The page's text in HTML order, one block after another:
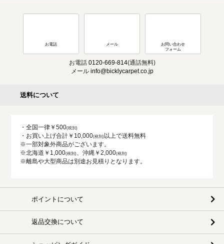
お電話 メール
お問い合わせ
フォーム
お電話 0120-669-814(通話無料)
メール info@bicklycarpet.co.jp
送料について
・全国一律￥500
・お買い上げ合計￥10,000
以上で送料無料
※一部対象外商品がございます。
※北海道￥1,000
、沖縄￥2,000
※離島や大型商品は別途お見積りとなります。
ポイントについて
返品交換について